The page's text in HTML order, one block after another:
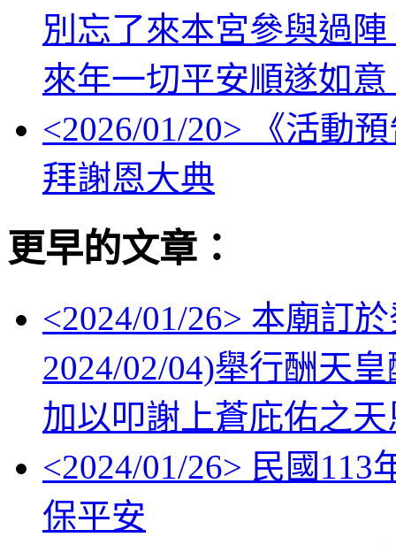
別忘了來本宮參與過
來年一切平安順遂如
<2026/01/20> 《活動
拜謝恩大典
更早的文章：
<2024/01/26> 本廟訂
2024/02/04)舉行酬天
加以叩謝上蒼庇佑之天
<2024/01/26> 民國113
保平安